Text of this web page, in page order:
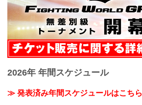
2026年 年間スケジュール
≫ 発表済み年間スケジュールはこちら